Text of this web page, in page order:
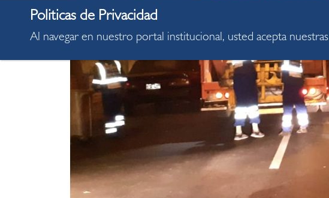
Al navegar en nuestro portal institucional, usted acepta nuestras